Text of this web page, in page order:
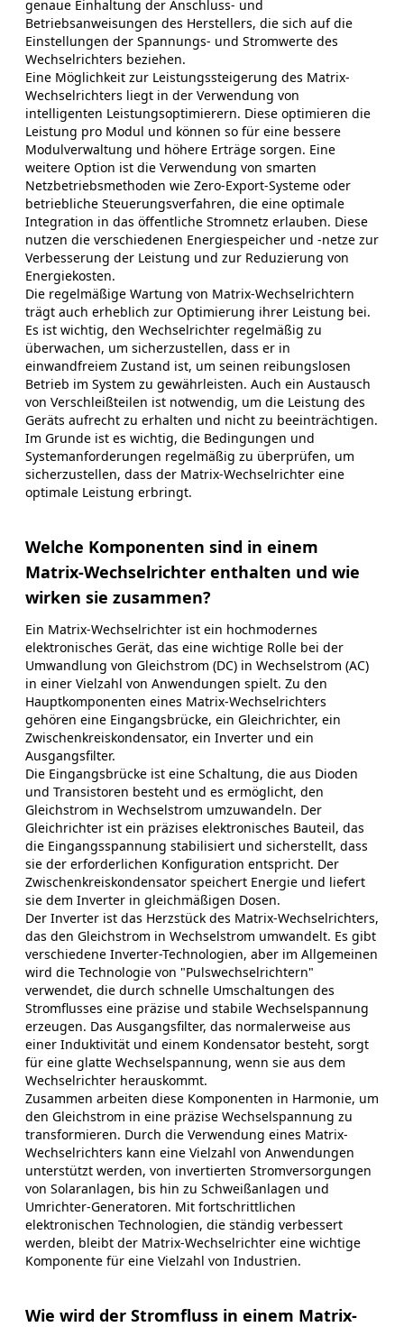
genaue Einhaltung der Anschluss- und
Betriebsanweisungen des Herstellers, die sich auf die
Einstellungen der Spannungs- und Stromwerte des
Wechselrichters beziehen.
Eine Möglichkeit zur Leistungssteigerung des Matrix-
Wechselrichters liegt in der Verwendung von
intelligenten Leistungsoptimierern. Diese optimieren die
Leistung pro Modul und können so für eine bessere
Modulverwaltung und höhere Erträge sorgen. Eine
weitere Option ist die Verwendung von smarten
Netzbetriebsmethoden wie Zero-Export-Systeme oder
betriebliche Steuerungsverfahren, die eine optimale
Integration in das öffentliche Stromnetz erlauben. Diese
nutzen die verschiedenen Energiespeicher und -netze zur
Verbesserung der Leistung und zur Reduzierung von
Energiekosten.
Die regelmäßige Wartung von Matrix-Wechselrichtern
trägt auch erheblich zur Optimierung ihrer Leistung bei.
Es ist wichtig, den Wechselrichter regelmäßig zu
überwachen, um sicherzustellen, dass er in
einwandfreiem Zustand ist, um seinen reibungslosen
Betrieb im System zu gewährleisten. Auch ein Austausch
von Verschleißteilen ist notwendig, um die Leistung des
Geräts aufrecht zu erhalten und nicht zu beeinträchtigen.
Im Grunde ist es wichtig, die Bedingungen und
Systemanforderungen regelmäßig zu überprüfen, um
sicherzustellen, dass der Matrix-Wechselrichter eine
optimale Leistung erbringt.
Welche Komponenten sind in einem
Matrix-Wechselrichter enthalten und wie
wirken sie zusammen?
Ein Matrix-Wechselrichter ist ein hochmodernes
elektronisches Gerät, das eine wichtige Rolle bei der
Umwandlung von Gleichstrom (DC) in Wechselstrom (AC)
in einer Vielzahl von Anwendungen spielt. Zu den
Hauptkomponenten eines Matrix-Wechselrichters
gehören eine Eingangsbrücke, ein Gleichrichter, ein
Zwischenkreiskondensator, ein Inverter und ein
Ausgangsfilter.
Die Eingangsbrücke ist eine Schaltung, die aus Dioden
und Transistoren besteht und es ermöglicht, den
Gleichstrom in Wechselstrom umzuwandeln. Der
Gleichrichter ist ein präzises elektronisches Bauteil, das
die Eingangsspannung stabilisiert und sicherstellt, dass
sie der erforderlichen Konfiguration entspricht. Der
Zwischenkreiskondensator speichert Energie und liefert
sie dem Inverter in gleichmäßigen Dosen.
Der Inverter ist das Herzstück des Matrix-Wechselrichters,
das den Gleichstrom in Wechselstrom umwandelt. Es gibt
verschiedene Inverter-Technologien, aber im Allgemeinen
wird die Technologie von "Pulswechselrichtern"
verwendet, die durch schnelle Umschaltungen des
Stromflusses eine präzise und stabile Wechselspannung
erzeugen. Das Ausgangsfilter, das normalerweise aus
einer Induktivität und einem Kondensator besteht, sorgt
für eine glatte Wechselspannung, wenn sie aus dem
Wechselrichter herauskommt.
Zusammen arbeiten diese Komponenten in Harmonie, um
den Gleichstrom in eine präzise Wechselspannung zu
transformieren. Durch die Verwendung eines Matrix-
Wechselrichters kann eine Vielzahl von Anwendungen
unterstützt werden, von invertierten Stromversorgungen
von Solaranlagen, bis hin zu Schweißanlagen und
Umrichter-Generatoren. Mit fortschrittlichen
elektronischen Technologien, die ständig verbessert
werden, bleibt der Matrix-Wechselrichter eine wichtige
Komponente für eine Vielzahl von Industrien.
Wie wird der Stromfluss in einem Matrix-